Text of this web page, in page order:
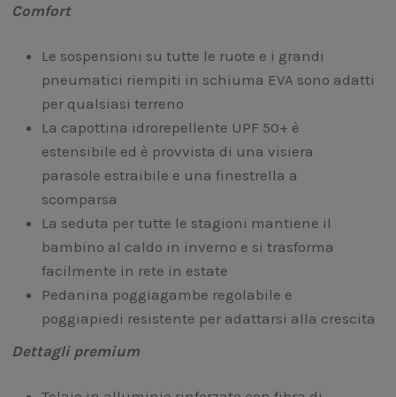
Comfort
Le sospensioni su tutte le ruote e i grandi
pneumatici riempiti in schiuma EVA sono adatti
per qualsiasi terreno
La capottina idrorepellente UPF 50+ è
estensibile ed è provvista di una visiera
parasole estraibile e una finestrella a
scomparsa
La seduta per tutte le stagioni mantiene il
bambino al caldo in inverno e si trasforma
facilmente in rete in estate
Pedanina poggiagambe regolabile e
poggiapiedi resistente per adattarsi alla crescita
Dettagli premium